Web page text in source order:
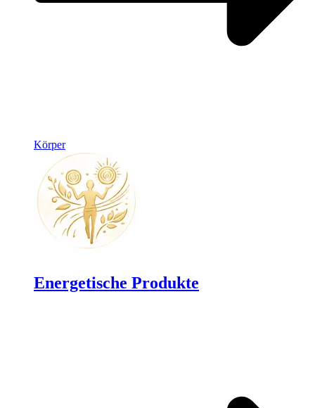
Körper
Energetische Produkte